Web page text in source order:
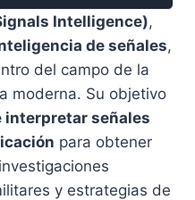
Intelligence),
de señales,
del campo de la
moderna. Su objetivo
interpretar señales
para obtener
y estrategias de